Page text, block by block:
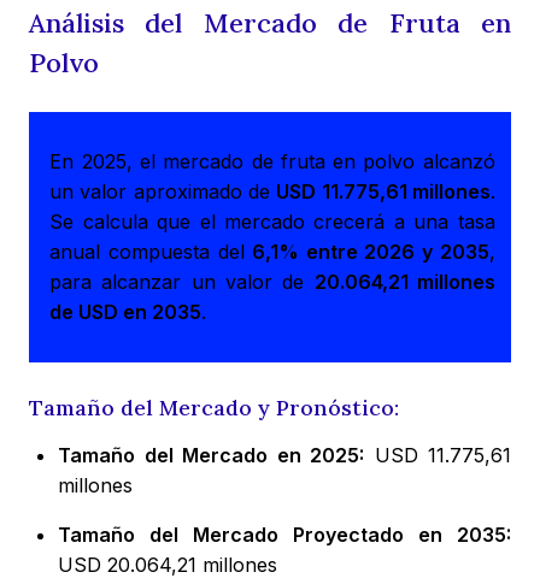
Análisis del Mercado de Fruta en
Polvo
En 2025, el mercado de fruta en polvo alcanzó
un valor aproximado de USD 11.775,61 millones.
Se calcula que el mercado crecerá a una tasa
anual compuesta del 6,1% entre 2026 y 2035,
para alcanzar un valor de 20.064,21 millones
de USD en 2035.
Tamaño del Mercado y Pronóstico:
Tamaño del Mercado en 2025: USD 11.775,61
millones
Tamaño del Mercado Proyectado en 2035:
USD 20.064,21 millones